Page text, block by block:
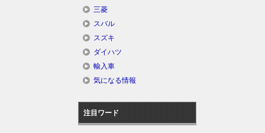
三菱
スバル
スズキ
ダイハツ
輸入車
気になる情報
注目ワード